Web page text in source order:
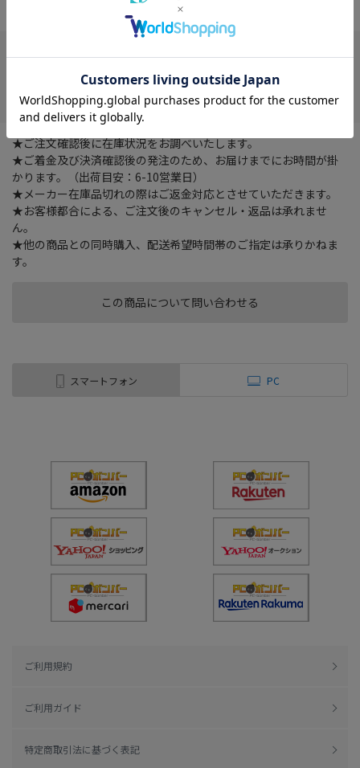
この商品について問い合わせる
在庫がありません
★ご注文確認後に在庫状況をお調べいたします。
★ご着金及び決済確認後の発注のため、お届けまでにお時間が掛
かります。（出荷目安：6-10営業日）
★メーカー在庫品切れの際はご返金対応とさせていただきます。
★お客様都合による、ご注文後のキャンセル・返品は承れませ
ん。
★他の商品との同時購入、配送希望時間帯のご指定は承りかねま
す。
スマートフォン PC
ご利用規約
ご利用ガイド
特定商取引法に基づく表記